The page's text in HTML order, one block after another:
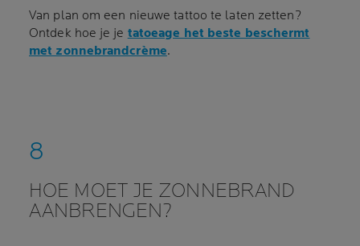
Van plan om een nieuwe tattoo te laten zetten?
Ontdek hoe je je tatoeage het beste beschermt
met zonnebrandcrème.
HOE MOET JE ZONNEBRAND
AANBRENGEN?